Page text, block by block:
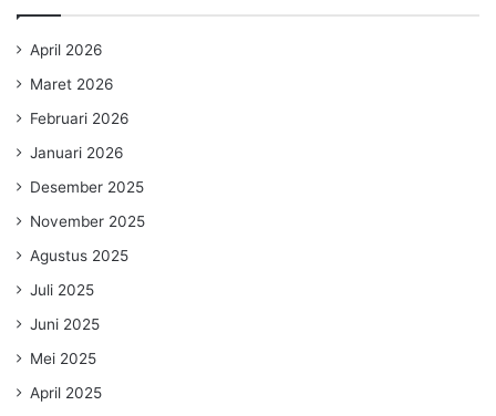
April 2026
Maret 2026
Februari 2026
Januari 2026
Desember 2025
November 2025
Agustus 2025
Juli 2025
Juni 2025
Mei 2025
April 2025